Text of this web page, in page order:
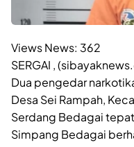
Views News: 362
SERGAI ,
Dua pengedar
Desa Sei Rampah,
Serdang Bedagai
Simpang Bedagai